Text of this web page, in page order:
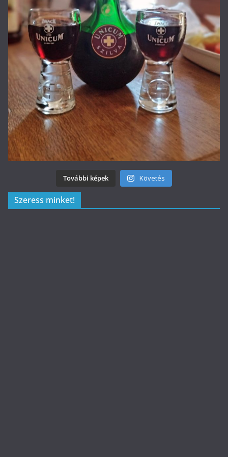
További képek Követés
Szeress minket!